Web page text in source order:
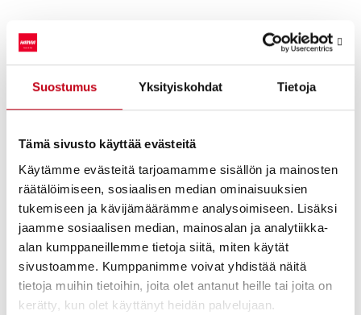
Suostumus Yksityiskohdat Tietoja
Tämä sivusto käyttää evästeitä
Käytämme evästeitä tarjoamamme sisällön ja mainosten
räätälöimiseen, sosiaalisen median ominaisuuksien
tukemiseen ja kävijämäärämme analysoimiseen. Lisäksi
jaamme sosiaalisen median, mainosalan ja analytiikka-
alan kumppaneillemme tietoja siitä, miten käytät
sivustoamme. Kumppanimme voivat yhdistää näitä
tietoja muihin tietoihin, joita olet antanut heille tai joita on
kerätty, kun olet käyttänyt heidän palvelujaan.
Harvia Oyj Pörssitiedote 03.12.2021 klo 19.00
Nasdaq Helsinki
03.12.2021
Osakelaji HARVIA
Keskihinta/osake 57,2080 EUR
Kokonaishinta 858 120,00 EUR